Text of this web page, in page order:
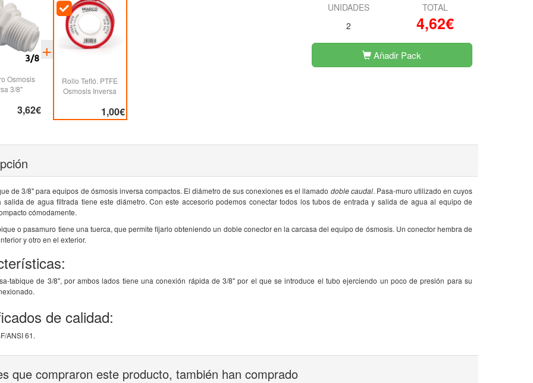
Osmosis
3/8"
3,62€
Rollo Tefló. PTFE
Osmosis Inversa
1,00€
UNIDADES
TOTAL
2
4,62€
Añadir Pack
de 3/8" para equipos de ósmosis inversa compactos. El diámetro de sus conexiones es el llamado doble caudal. Pasa-muro utilizado en cuyos
salida de agua filtrada tiene este diámetro. Con este accesorio podemos conectar todos los tubos de entrada y salida de agua al equipo de
cómodamente.
o pasamuro tiene una tuerca, que permite fijarlo obteniendo un doble conector en la carcasa del equipo de ósmosis. Un conector hembra de
y otro en el exterior.
tabique de 3/8", por ambos lados tiene una conexión rápida de 3/8" por el que se introduce el tubo ejerciendo un poco de presión para su
de calidad:
ANSI 61.
que compraron este producto, también han comprado